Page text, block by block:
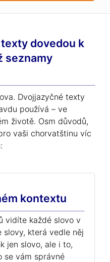
dovedou k
seznamy
Dvojjazyčné texty
používá – ve
životě. Osm důvodů,
vaši chorvatštinu víc
kontextu
vidíte každé slovo v
slovy, která vedle něj
jen slovo, ale i to,
se vám správné